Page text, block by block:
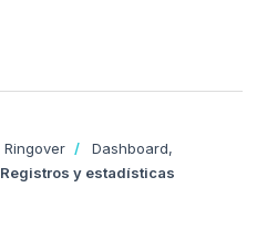
Ringover
Dashboard,
Registros y estadísticas